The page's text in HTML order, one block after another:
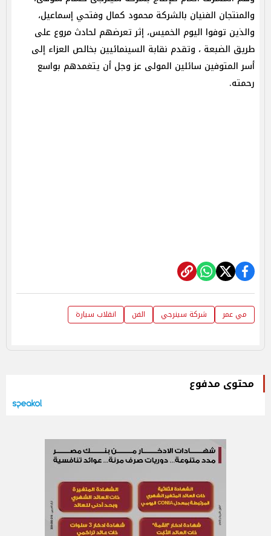
والمنتجان الفنيان بالشركة محمود كمال وفتحي إسماعيل،
والذين توفوا اليوم الخميس، إثر تعرضهم لحادث مروع على
طريق الضبعة ، وتقدم نقابة السينمائيين بخالص العزاء إلى
أسر المتوفين سائلين المولى عز وجل أن يتغمدهم بواسع
رحمته.
مي عمر شركة سينرجي الفن انقلاب سيارة
محتوى مدفوع